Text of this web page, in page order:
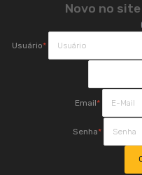
Novo no site
Usuário*
Email*
Senha*